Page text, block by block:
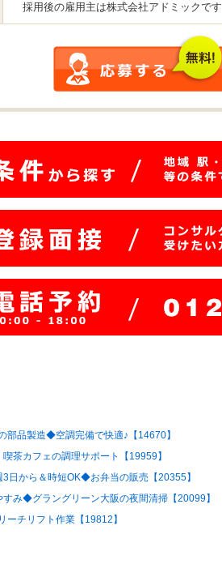
採用後の雇用主は株式会社アドミックです
品製造◆空調完備で快適♪【14670】
茶カフェの調理サポート【19959】
日から＆時短OK◆お弁当の販売【20355】
すみ◆グラングリーン大阪の夜間清掃【20099】
ーチリフト作業【19812】